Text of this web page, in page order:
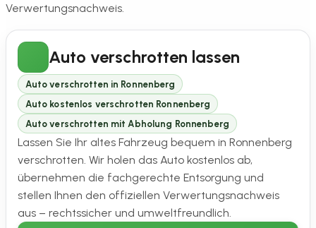
Verwertungsnachweis.
Auto verschrotten lassen
Auto verschrotten in Ronnenberg
Auto kostenlos verschrotten Ronnenberg
Auto verschrotten mit Abholung Ronnenberg
Lassen Sie Ihr altes Fahrzeug bequem in Ronnenberg
verschrotten. Wir holen das Auto kostenlos ab,
übernehmen die fachgerechte Entsorgung und
stellen Ihnen den offiziellen Verwertungsnachweis
aus – rechtssicher und umweltfreundlich.